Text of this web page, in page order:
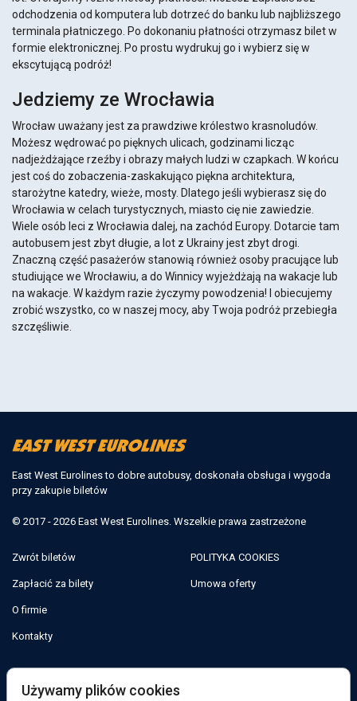
odchodzenia od komputera lub dotrzeć do banku lub najbliższego
terminala płatniczego. Po dokonaniu płatności otrzymasz bilet w
formie elektronicznej. Po prostu wydrukuj go i wybierz się w
ekscytującą podróż!
Jedziemy ze Wrocławia
Wrocław uważany jest za prawdziwe królestwo krasnoludów.
Możesz wędrować po pięknych ulicach, godzinami licząc
nadjeżdżające rzeźby i obrazy małych ludzi w czapkach. W końcu
jest coś do zobaczenia-zaskakująco piękna architektura,
starożytne katedry, wieże, mosty. Dlatego jeśli wybierasz się do
Wrocławia w celach turystycznych, miasto cię nie zawiedzie.
Wiele osób leci z Wrocławia dalej, na zachód Europy. Dotarcie tam
autobusem jest zbyt długie, a lot z Ukrainy jest zbyt drogi.
Znaczną część pasażerów stanowią również osoby pracujące lub
studiujące we Wrocławiu, a do Winnicy wyjeżdżają na wakacje lub
na wakacje. W każdym razie życzymy powodzenia! I obiecujemy
zrobić wszystko, co w naszej mocy, aby Twoja podróż przebiegła
szczęśliwie.
East West Eurolines to dobre autobusy, doskonała obsługa i wygoda
przy zakupie biletów
© 2017 - 2026 East West Eurolines. Wszelkie prawa zastrzeżone
Zwrót biletów
Zapłacić za bilety
O firmie
Kontakty
POLITYKA COOKIES
Umowa oferty
Używamy plików cookies